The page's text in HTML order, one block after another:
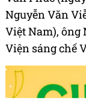
Nguyễn Văn
Việt Nam),
Viện sáng chế